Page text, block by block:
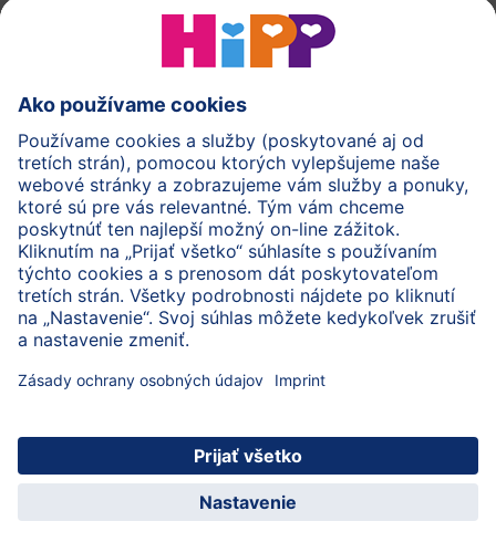
HiPP Mlieka
HiPP Príkrmy
HiPP Tehotenstvo
Ochrana osobných údajov
Cookies a pravidlá používania webovej stránky
Imprint
O spoločnosti HiPP Kontakt
© 2026 HiPP
Zaregistrujte sa do BabyClubu